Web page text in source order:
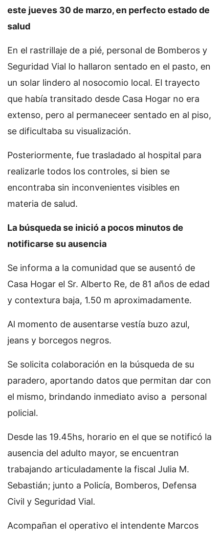
este jueves 30 de marzo, en perfecto estado de
salud
En el rastrillaje de a pié, personal de Bomberos y
Seguridad Vial lo hallaron sentado en el pasto, en
un solar lindero al nosocomio local. El trayecto
que había transitado desde Casa Hogar no era
extenso, pero al permaneceer sentado en al piso,
se dificultaba su visualización.
Posteriormente, fue trasladado al hospital para
realizarle todos los controles, si bien se
encontraba sin inconvenientes visibles en
materia de salud.
La búsqueda se inició a pocos minutos de
notificarse su ausencia
Se informa a la comunidad que se ausentó de
Casa Hogar el Sr. Alberto Re, de 81 años de edad
y contextura baja, 1.50 m aproximadamente.
Al momento de ausentarse vestía buzo azul,
jeans y borcegos negros.
Se solicita colaboración en la búsqueda de su
paradero, aportando datos que permitan dar con
el mismo, brindando inmediato aviso a personal
policial.
Desde las 19.45hs, horario en el que se notificó la
ausencia del adulto mayor, se encuentran
trabajando articuladamente la fiscal Julia M.
Sebastián; junto a Policía, Bomberos, Defensa
Civil y Seguridad Vial.
Acompañan el operativo el intendente Marcos